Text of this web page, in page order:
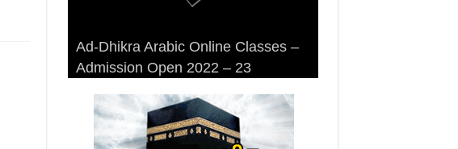
Ad-Dhikra Arabic Online Classes –
Admission Open 2022 – 23
Ad-Dhikra Arabic Online Classes –
BA Arabic
AD DHIKRA ARABIC COLLEGE
ADMISSION
Hajiri Masjid (Kuwait Masjid), Malaz,
Riyadh